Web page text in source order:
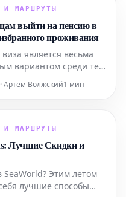
Узнайте, как
И МАРШРУТЫ
выйти на пенсию в
проживания
является весьма
вариантом среди тех,
Ниже
Артём Волжский1 мин
И МАРШРУТЫ
Лучшие Скидки и
SeaWorld? Этим летом
лучшие способы